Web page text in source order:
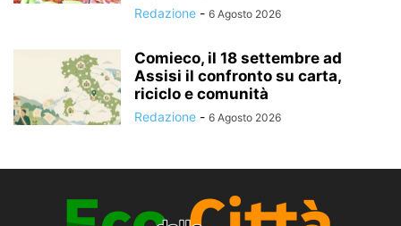
Redazione - 6 Agosto 2026
Comieco, il 18 settembre ad
Assisi il confronto su carta,
riciclo e comunità
Redazione - 6 Agosto 2026